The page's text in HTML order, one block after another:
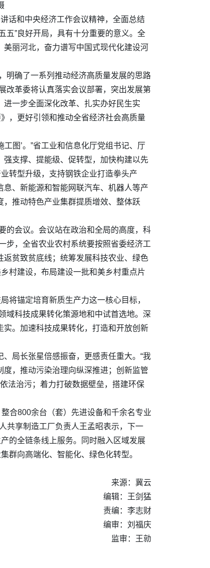
话和中央经济工作会议精神，全面总结
五”良好开局，具有十分重要的意义。全
丽河北，奋力谱写中国式现代化建设河
明确了一系列推动经济高质量发展的思路
改革委将认真落实会议部署，突出发展第
一步全面深化改革、扎实办好民生实
，更好引领和推动全省经济社会高质量
图’。”省工业和信息化厅党组书记、厅
支撑、提能级、促转型，加快构建以先
转型升级，支持钢铁企业打造拳头产
、新能源和智能网联汽车、机器人等产
推动特色产业集群提质增效、整体跃
的会议。会议站在政治和全局的高度，科
步，全省农业农村系统要按照省委经济工
贫致贫底线；统筹发展科技农业、绿色
村建设，布局建设一批和美乡村重点片
将锚定培育新质生产力这一核心目标，
域科技成果转化策源地和中试首选地。深
。加速科技成果转化，打造和开放创新
局长张星倍感振奋，更感责任重大。“我
，推动污染治理向纵深推进；创新监管
法治污；着力打破数据壁垒，搭建环保
合800余台（套）先进设备和千余名专业
共享制造工厂负责人王孟昭表示，下一
的全链条线上服务。同时融入区域发展
群向高端化、智能化、绿色化转型。
来源：冀云
编辑：王剑猛
责编：李志财
编审：刘福庆
监审：王勍